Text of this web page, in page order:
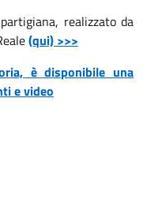
realizzato da
(qui) >>>
è disponibile una
e video